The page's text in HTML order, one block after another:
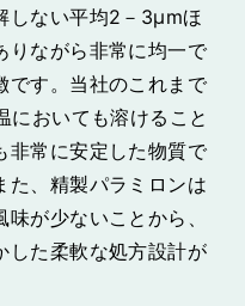
しない平均2－3μmほ
りながら非常に均一で
です。当社のこれまで
おいても溶けること
非常に安定した物質で
た、精製パラミロンは
が少ないことから、
した柔軟な処方設計が